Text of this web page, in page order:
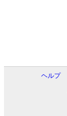
ヘルプ